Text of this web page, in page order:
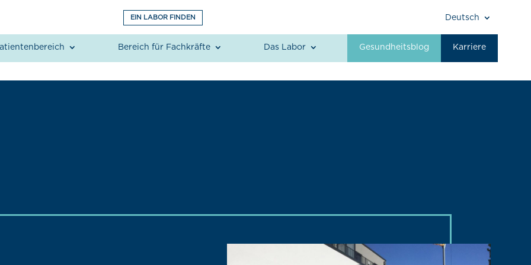
EIN LABOR FINDEN Deutsch
Bereich für Fachkräfte Das Labor Gesundheitsblog Karriere